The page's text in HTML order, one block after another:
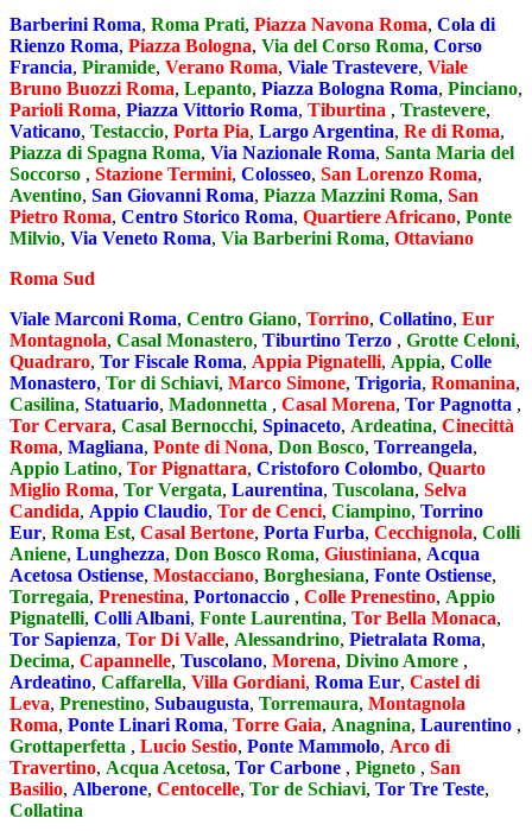
Barberini Roma, Roma Prati, Piazza Navona Roma, Cola di
Rienzo Roma, Piazza Bologna, Via del Corso Roma, Corso
Francia, Piramide, Verano Roma, Viale Trastevere, Viale
Bruno Buozzi Roma, Lepanto, Piazza Bologna Roma, Pinciano,
Parioli Roma, Piazza Vittorio Roma, Tiburtina , Trastevere,
Vaticano, Testaccio, Porta Pia, Largo Argentina, Re di Roma,
Piazza di Spagna Roma, Via Nazionale Roma, Santa Maria del
Soccorso , Stazione Termini, Colosseo, San Lorenzo Roma,
Aventino, San Giovanni Roma, Piazza Mazzini Roma, San
Pietro Roma, Centro Storico Roma, Quartiere Africano, Ponte
Milvio, Via Veneto Roma, Via Barberini Roma, Ottaviano
Roma Sud
Viale Marconi Roma, Centro Giano, Torrino, Collatino, Eur
Montagnola, Casal Monastero, Tiburtino Terzo , Grotte Celoni,
Quadraro, Tor Fiscale Roma, Appia Pignatelli, Appia, Colle
Monastero, Tor di Schiavi, Marco Simone, Trigoria, Romanina,
Casilina, Statuario, Madonnetta , Casal Morena, Tor Pagnotta ,
Tor Cervara, Casal Bernocchi, Spinaceto, Ardeatina, Cinecittà
Roma, Magliana, Ponte di Nona, Don Bosco, Torreangela,
Appio Latino, Tor Pignattara, Cristoforo Colombo, Quarto
Miglio Roma, Tor Vergata, Laurentina, Tuscolana, Selva
Candida, Appio Claudio, Tor de Cenci, Ciampino, Torrino
Eur, Roma Est, Casal Bertone, Porta Furba, Cecchignola, Colli
Aniene, Lunghezza, Don Bosco Roma, Giustiniana, Acqua
Acetosa Ostiense, Mostacciano, Borghesiana, Fonte Ostiense,
Torregaia, Prenestina, Portonaccio , Colle Prenestino, Appio
Pignatelli, Colli Albani, Fonte Laurentina, Tor Bella Monaca,
Tor Sapienza, Tor Di Valle, Alessandrino, Pietralata Roma,
Decima, Capannelle, Tuscolano, Morena, Divino Amore ,
Ardeatino, Caffarella, Villa Gordiani, Roma Eur, Castel di
Leva, Prenestino, Subaugusta, Torremaura, Montagnola
Roma, Ponte Linari Roma, Torre Gaia, Anagnina, Laurentino ,
Grottaperfetta , Lucio Sestio, Ponte Mammolo, Arco di
Travertino, Acqua Acetosa, Tor Carbone , Pigneto , San
Basilio, Alberone, Centocelle, Tor de Schiavi, Tor Tre Teste,
Collatina